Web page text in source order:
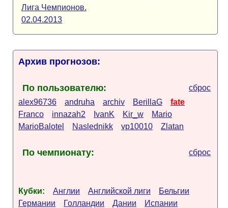
Лига Чемпионов.
02.04.2013
Архив прогнозов:
По пользователю:
сброс
alex96736
andruha archiv BerillaG
fate
Franco
innazah2 IvanK Kir_w
Mario
MarioBalotel
Naslednikk vp10010 Zlatan
По чемпионату: сброс
Кубки: Англии Английской лиги
Бельгии
Германии
Голландии Дании
Испании